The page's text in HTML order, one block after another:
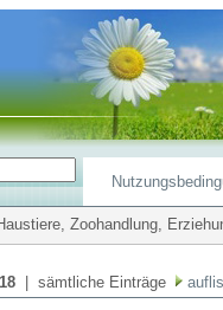
Zoohandlung,
18 | sämtliche Einträge